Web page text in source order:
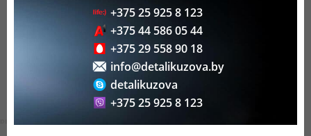
+375 25 925 8 123
+375 44 586 05 44
+375 29 558 90 18
info@detalikuzova.by
detalikuzova
+375 25 925 8 123